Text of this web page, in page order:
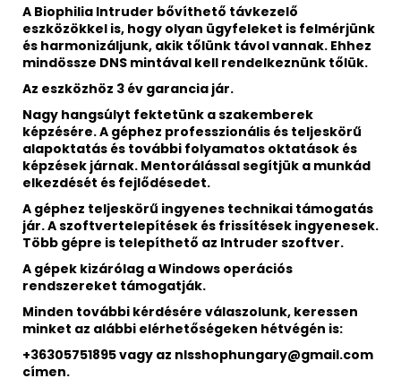
A Biophilia Intruder bővíthető távkezelő
eszközökkel is, hogy olyan ügyfeleket is felmérjünk
és harmonizáljunk, akik tőlünk távol vannak. Ehhez
mindössze DNS mintával kell rendelkeznünk tőlük.
Az eszközhöz 3 év garancia jár.
Nagy hangsúlyt fektetünk a szakemberek
képzésére. A géphez professzionális és teljeskörű
alapoktatás és további folyamatos oktatások és
képzések járnak. Mentorálással segítjük a munkád
elkezdését és fejlődésedet.
A géphez teljeskörű ingyenes technikai támogatás
jár. A szoftvertelepítések és frissítések ingyenesek.
Több gépre is telepíthető az Intruder szoftver.
A gépek kizárólag a Windows operációs
rendszereket támogatják.
Minden további kérdésére válaszolunk, keressen
minket az alábbi elérhetőségeken hétvégén is:
+36305751895 vagy az nlsshophungary@gmail.com
címen.